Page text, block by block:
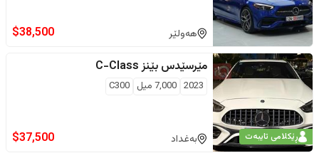
هەولێر $38,500
ڕێکلامی تایبەت
مێرسێدس بێنز C-Class
2023
7,000 ميل C300
بەغداد $37,500